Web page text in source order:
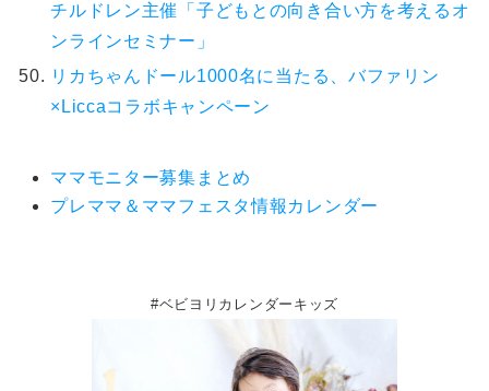
チルドレン主催「子どもとの向き合い方を考えるオ
ンラインセミナー」
リカちゃんドール1000名に当たる、バファリン
×Liccaコラボキャンペーン
ママモニター募集まとめ
プレママ＆ママフェスタ情報カレンダー
#ベビヨリカレンダーキッズ